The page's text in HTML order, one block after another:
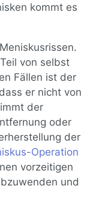
kommt es
von selbst
Fällen ist der
er nicht von
der
oder
der
Operation
vorzeitigen
und